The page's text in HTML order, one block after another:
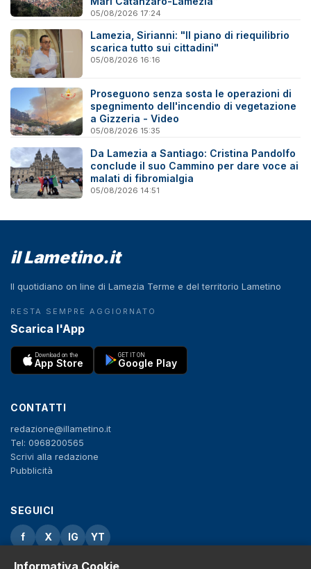
05/08/2026 17:24
Lamezia, Sirianni: "Il piano di riequilibrio
scarica tutto sui cittadini"
05/08/2026 16:16
Proseguono senza sosta le operazioni di
spegnimento dell'incendio di vegetazione
a Gizzeria - Video
05/08/2026 15:35
Da Lamezia a Santiago: Cristina Pandolfo
conclude il suo Cammino per dare voce ai
malati di fibromialgia
05/08/2026 14:51
il Lametino.it
Il quotidiano on line di Lamezia Terme e del territorio Lametino
RESTA SEMPRE AGGIORNATO
Scarica l'App
Download on the
App Store
GET IT ON
Google Play
CONTATTI
redazione@illametino.it
Tel: 0968200565
Scrivi alla redazione
Pubblicità
SEGUICI
f X IG YT
Privacy Policy
Informativa Cookie